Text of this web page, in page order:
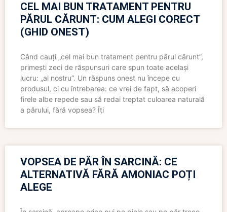
CEL MAI BUN TRATAMENT PENTRU
PĂRUL CĂRUNT: CUM ALEGI CORECT
(GHID ONEST)
Când cauți „cel mai bun tratament pentru părul cărunt”,
primești zeci de răspunsuri care spun toate același
lucru: „al nostru”. Un răspuns onest nu începe cu
produsul, ci cu întrebarea: ce vrei de fapt, să acoperi
firele albe repede sau să redai treptat culoarea naturală
a părului, fără vopsea? Îți
VOPSEA DE PĂR ÎN SARCINĂ: CE
ALTERNATIVĂ FĂRĂ AMONIAC POȚI
ALEGE